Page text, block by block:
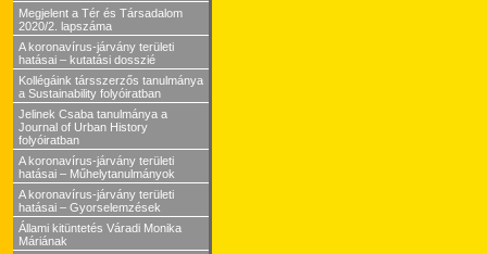
Megjelent a Tér és Társadalom
2020/2. lapszáma
A koronavírus-járvány területi
hatásai – kutatási dosszié
Kollégáink társszerzős tanulmánya
a Sustainability folyóiratban
Jelinek Csaba tanulmánya a
Journal of Urban History
folyóiratban
A koronavírus-járvány területi
hatásai – Műhelytanulmányok
A koronavírus-járvány területi
hatásai – Gyorselemzések
Állami kitüntetés Váradi Monika
Máriának